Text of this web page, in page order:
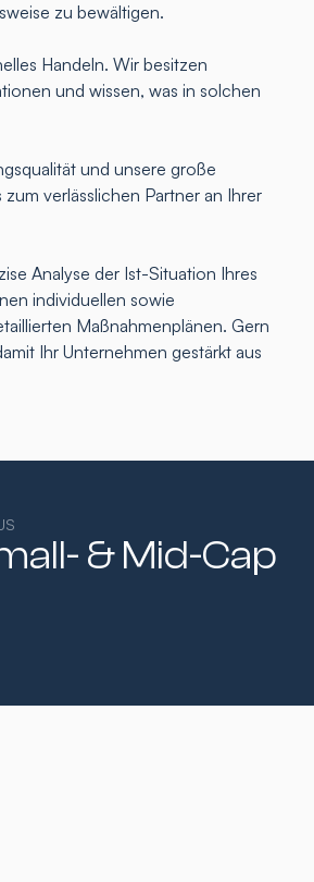
zu bewältigen.
Handeln. Wir besitzen
und wissen, was in solchen
und unsere große
verlässlichen Partner an Ihrer
Analyse der Ist-Situation Ihres
individuellen sowie
Maßnahmenplänen. Gern
Ihr Unternehmen gestärkt aus
& Mid-Cap​